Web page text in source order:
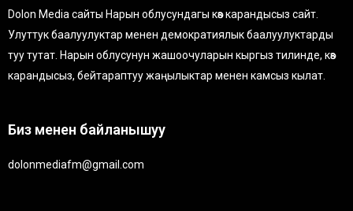
Dolon Media сайты Нарын облусундагы көз карандысыз сайт.
Улуттук баалуулуктар менен демократиялык баалуулуктарды
туу тутат. Нарын облусунун жашоочуларын кыргыз тилинде, көз
карандысыз, бейтараптуу жаңылыктар менен камсыз кылат.
Биз менен байланышуу
dolonmediafm@gmail.com